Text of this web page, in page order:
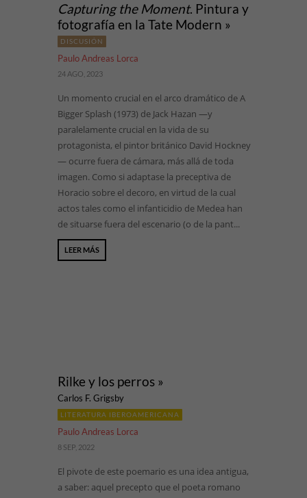
Capturing the Moment. Pintura y
fotografía en la Tate Modern »
DISCUSIÓN
Paulo Andreas Lorca
24 AGO, 2023
Un momento crucial en el arco dramático de A
Bigger Splash (1973) de Jack Hazan —y
paralelamente crucial en la vida de su
protagonista, el pintor británico David Hockney
— ocurre fuera de cámara, más allá de toda
imagen. Como si adaptase la preceptiva de
Horacio sobre el decoro, en virtud de la cual
actos tales como el infanticidio de Medea han
de situarse fuera del escenario (o de la pant...
LEER MÁS
Rilke y los perros »
Carlos F. Grigsby
LITERATURA IBEROAMERICANA
Paulo Andreas Lorca
8 SEP, 2022
El pivote de este poemario es una idea antigua,
a saber: aquel precepto que el poeta romano